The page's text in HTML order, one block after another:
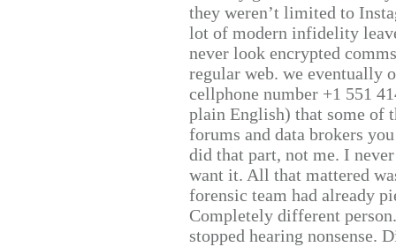
they weren’t limited to
lot of modern infidelity
never look encrypted
regular web. we eventually
cellphone number +1 551
plain English) that some of
forums and data brokers
did that part, not me. I
want it. All that mattered
forensic team had already
Completely different
stopped hearing nonsense.